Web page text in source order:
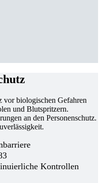
vor biologischen Gefahren
und Blutspritzern.
an den Personenschutz.
Kontrollen